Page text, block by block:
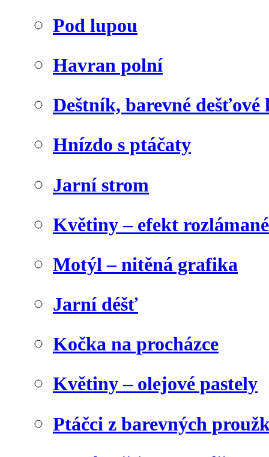
Pod lupou
Havran polní
Deštník, barevné dešťové
Hnízdo s ptáčaty
Jarní strom
Květiny – efekt
Motýl – nitěná grafika
Jarní déšť
Kočka na procházce
Květiny – olejové pastely
Ptáčci z barevných